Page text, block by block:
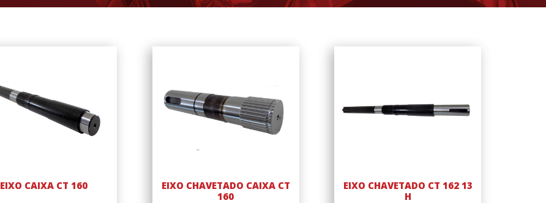
EIXO CAIXA CT 160
EIXO CHAVETADO CAIXA CT
160
EIXO CHAVETADO CT 162 13
H